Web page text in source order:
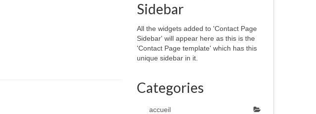
Sidebar
All the widgets added to 'Contact Page
Sidebar' will appear here as this is the
'Contact Page template' which has this
unique sidebar in it.
Categories
accueil